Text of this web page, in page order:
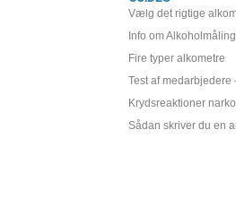
Vælg det rigtige
Info om Alkoholmåling
Fire typer alkometre
Test af medarbjedere
Krydsreaktioner
Sådan skriver du en